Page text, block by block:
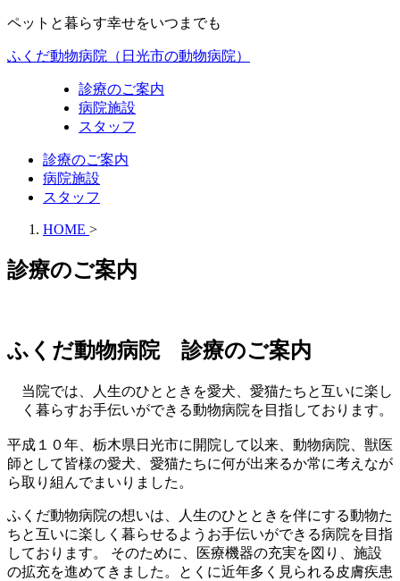
ペットと暮らす幸せをいつまでも
ふくだ動物病院（日光市の動物病院）
診療のご案内
病院施設
スタッフ
診療のご案内
病院施設
スタッフ
HOME >
診療のご案内
ふくだ動物病院 診療のご案内
当院では、人生のひとときを愛犬、愛猫たちと互いに楽し
く暮らすお手伝いができる動物病院を目指しております。
平成１０年、栃木県日光市に開院して以来、動物病院、獣医
師として皆様の愛犬、愛猫たちに何が出来るか常に考えなが
ら取り組んでまいりました。
ふくだ動物病院の想いは、人生のひとときを伴にする動物た
ちと互いに楽しく暮らせるようお手伝いができる病院を目指
しております。 そのために、医療機器の充実を図り、施設
の拡充を進めてきました。とくに近年多く見られる皮膚疾患